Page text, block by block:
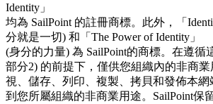
Identity」
均為 SailPoint 的註冊商標。此外，「
分就是一切) 和「The Power of Identity」
(身分的力量) 為 SailPoint的商標。在遵循
部分2) 的前提下，僅供您組織內的非商
視、儲存、列印、複製、拷貝和發佈本
到您所屬組織的非商業用途。SailPoint保